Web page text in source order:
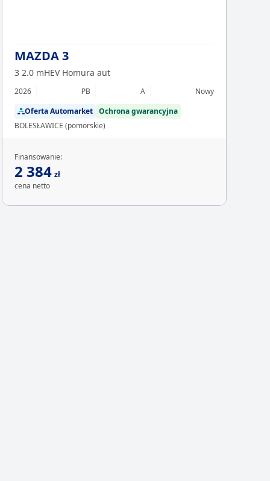
MAZDA 3
3 2.0 mHEV Homura aut
2026 PB A
Nowy
Oferta Automarket
Ochrona gwarancyjna
BOLESŁAWICE (pomorskie)
Finansowanie:
2 384 zł
cena netto